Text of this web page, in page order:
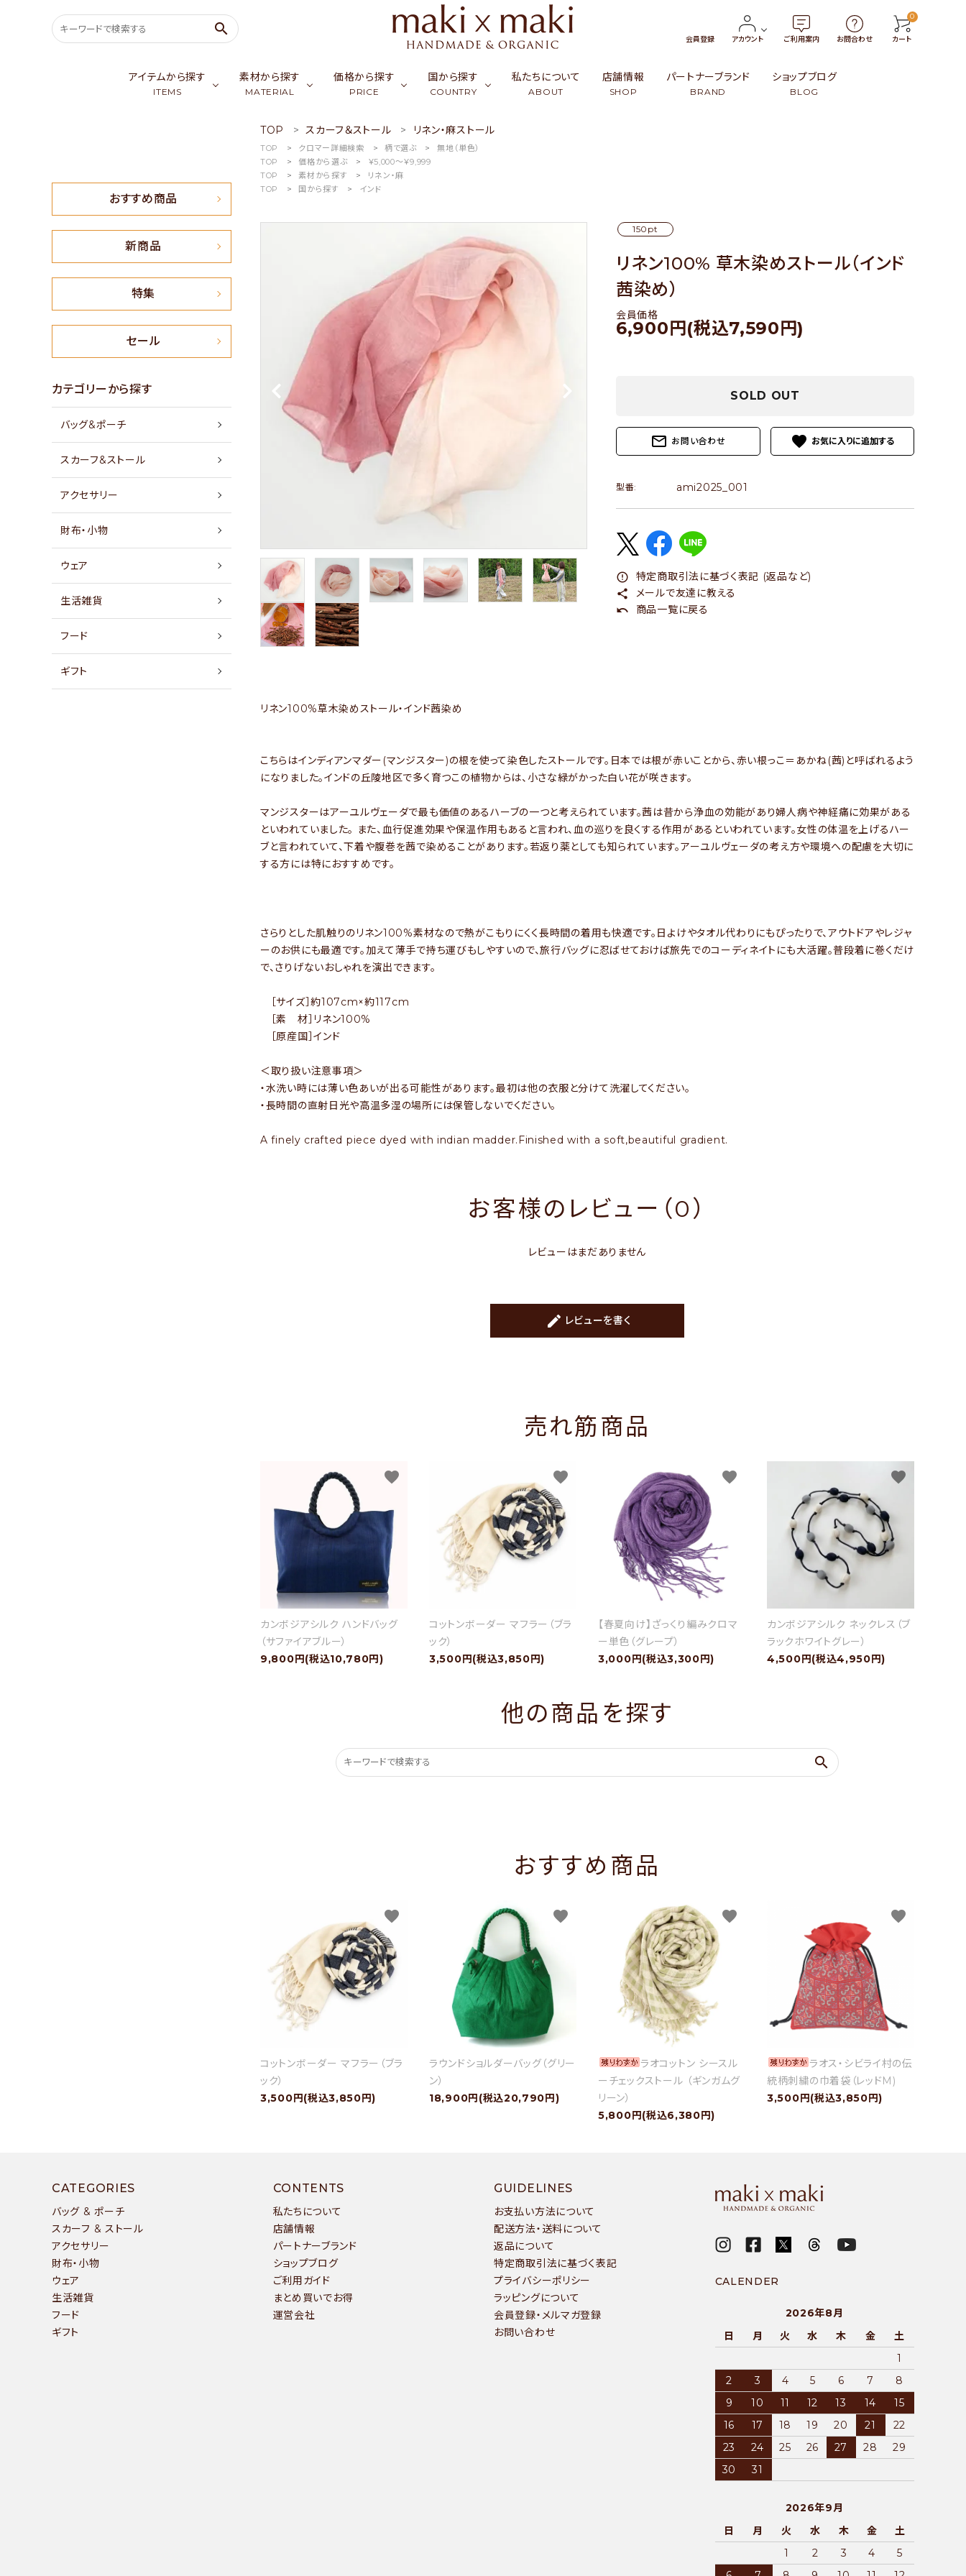
search
会員登録 アカウント ご利用案内 お問合わせ
0
カート
アイテムから探す
ITEMS
スカーフ & ストール アクセサリー
ウェア 生活雑貨
素材から探す
MATERIAL
ゴールデンシルク シルク
カシミア／パシュミナ
天然石／パワーストーン アップサイクル
価格から探す
PRICE
￥0〜￥999
￥5,000〜￥9,999
国から探す
COUNTRY
カンボジア
その他
私たちについて
ABOUT
店舗情報
SHOP
パートナーブランド
BRAND
ショップブログ
BLOG
person 新規会員登録
おすすめ商品
新商品
特集
価格から探す
国から探す
私たちについて
おすすめ商品
新商品
特集
セール
カテゴリーから探す
バッグ&ポーチ
スカーフ&ストール
アクセサリー
財布・小物
ウェア
生活雑貨
フード
ギフト
TOP スカーフ＆ストール リネン・麻ストール
TOP クロマー詳細検索 柄で選ぶ
無地（単色）
TOP
価格から選ぶ
￥5,000〜￥9,999
TOP
素材から探す
リネン・麻
TOP
国から探す インド
150pt
リネン100% 草木染めストール（インド
茜染め）
会員価格
6,900円(税込7,590円)
SOLD OUT
mail_outline お問い合わせ favorite
型番: ami2025_001
error_outline
特定商取引法に基づく表記 (返品など)
share
メールで友達に教える
undo
商品一覧に戻る
リネン100%草木染めストール・インド茜染め
こちらはインディアンマダー(マンジスター)の根を使って染色したストールです。日本では根が赤いことから、赤い根っこ＝あかね(茜)と呼ばれるよう
になりました。インドの丘陵地区で多く育つこの植物からは、小さな緑がかった白い花が咲きます。
マンジスターはアーユルヴェーダで最も価値のあるハーブの一つと考えられています。茜は昔から浄血の効能があり婦人病や神経痛に効果がある
といわれていました。 また、血行促進効果や保温作用もあると言われ、血の巡りを良くする作用があるといわれています。女性の体温を上げるハー
ブと言われていて、下着や腹巻を茜で染めることがあります。若返り薬としても知られています。アーユルヴェーダの考え方や環境への配慮を大切に
する方には特におすすめです。
さらりとした肌触りのリネン100%素材なので熱がこもりにくく長時間の着用も快適です。日よけやタオル代わりにもぴったりで、アウトドアやレジャ
ーのお供にも最適です。加えて薄手で持ち運びもしやすいので、旅行バッグに忍ばせておけば旅先でのコーディネイトにも大活躍。普段着に巻くだけ
で、さりげないおしゃれを演出できます。
［サイズ］約107cm×約117cm
［素 材］リネン100%
［原産国］インド
＜取り扱い注意事項＞
・水洗い時には薄い色あいが出る可能性があります。最初は他の衣服と分けて洗濯してください。
・長時間の直射日光や高温多湿の場所には保管しないでください。
A finely crafted piece dyed with indian madder.Finished with a soft,beautiful gradient.
お客様のレビュー（0）
レビューはまだありません
create レビューを書く
売れ筋商品
カンボジアシルク ハンドバッグ
（サファイアブルー）
9,800円(税込10,780円)
favorite
コットンボーダー マフラー（ブラ
ック）
3,500円(税込3,850円)
favorite
【春夏向け】ざっくり編みクロマ
ー単色（グレープ）
3,000円(税込3,300円)
favorite
カンボジアシルク ネックレス（ブ
ラックホワイトグレー）
4,500円(税込4,950円)
favorite
他の商品を探す
search
おすすめ商品
コットンボーダー マフラー（ブラ
ック）
3,500円(税込3,850円)
favorite
ラウンドショルダーバッグ（グリー
ン）
18,900円(税込20,790円)
favorite
ラオコットン シースル
ーチェックストール （ギンガムグ
リーン）
5,800円(税込6,380円)
favorite
ラオス・シビライ村の伝
統柄刺繍の巾着袋（レッドM)
3,500円(税込3,850円)
favorite
CATEGORIES
バッグ & ポーチ
スカーフ & ストール
アクセサリー
財布・小物
ウェア
生活雑貨
フード
ギフト
CONTENTS
私たちについて
店舗情報
パートナーブランド
ショップブログ
ご利用ガイド
まとめ買いでお得
運営会社
GUIDELINES
お支払い方法について
配送方法・送料について
返品について
特定商取引法に基づく表記
プライバシーポリシー
ラッピングについて
会員登録・メルマガ登録
お問い合わせ
CALENDER
2026年8月
日
月 火 水 木 金
土
1
2
3 4 5 6 7
8
9
10 11 12 13 14
15
16
17 18 19 20 21
22
23
24 25 26 27 28
29
30
31
2026年9月
日
月 火 水 木 金
土
1
2 3 4
5